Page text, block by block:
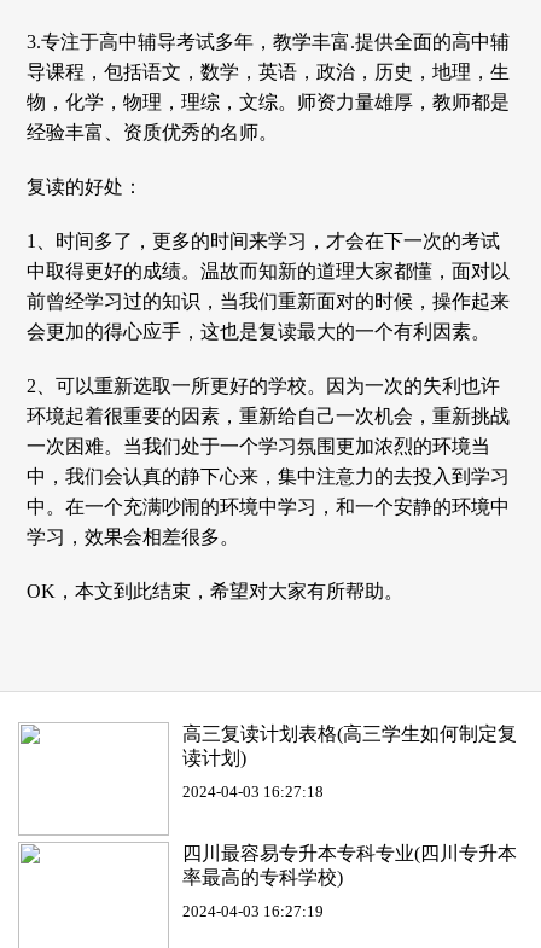
3.专注于高中辅导考试多年，教学丰富.提供全面的高中辅
导课程，包括语文，数学，英语，政治，历史，地理，生
物，化学，物理，理综，文综。师资力量雄厚，教师都是
经验丰富、资质优秀的名师。
复读的好处：
1、时间多了，更多的时间来学习，才会在下一次的考试
中取得更好的成绩。温故而知新的道理大家都懂，面对以
前曾经学习过的知识，当我们重新面对的时候，操作起来
会更加的得心应手，这也是复读最大的一个有利因素。
2、可以重新选取一所更好的学校。因为一次的失利也许
环境起着很重要的因素，重新给自己一次机会，重新挑战
一次困难。当我们处于一个学习氛围更加浓烈的环境当
中，我们会认真的静下心来，集中注意力的去投入到学习
中。在一个充满吵闹的环境中学习，和一个安静的环境中
学习，效果会相差很多。
OK，本文到此结束，希望对大家有所帮助。
高三复读计划表格(高三学生如何制定复
读计划)
2024-04-03 16:27:18
四川最容易专升本专科专业(四川专升本
率最高的专科学校)
2024-04-03 16:27:19